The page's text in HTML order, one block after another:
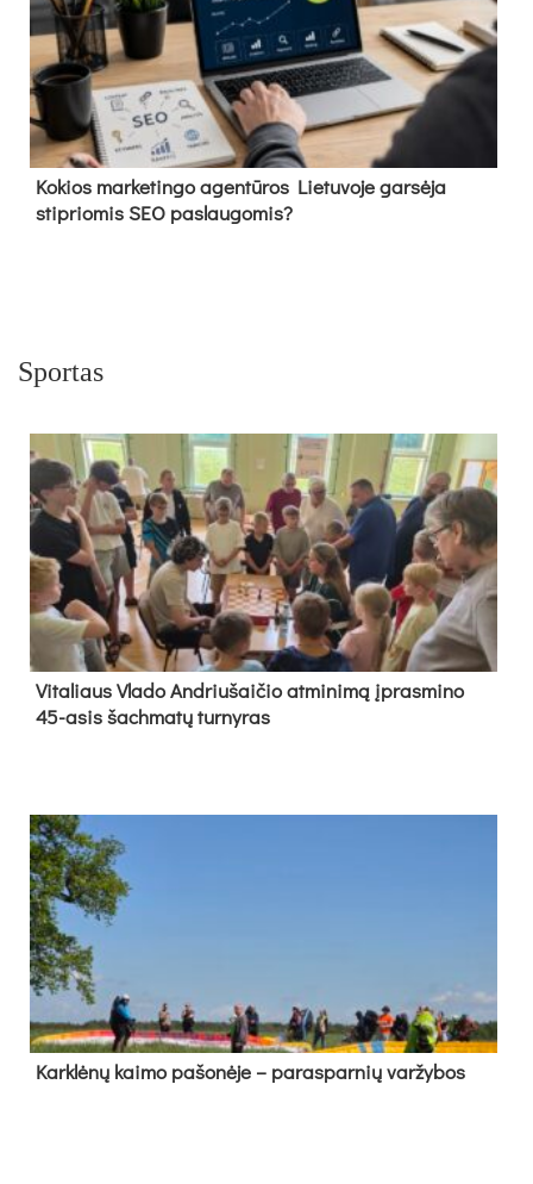
Kokios marketingo agentūros Lietuvoje garsėja
stipriomis SEO paslaugomis?
Sportas
Vi­ta­liaus Vla­do And­riu­šai­čio at­mi­ni­mą įpras­mi­no
45-asis šach­ma­tų tur­ny­ras
Kark­lė­nų kai­mo pa­šo­nė­je – pa­ras­par­nių var­žy­bos